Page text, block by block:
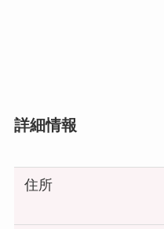
詳細情報
住所